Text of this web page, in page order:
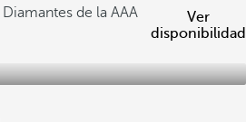
de la AAA
Ver
disponibilidad